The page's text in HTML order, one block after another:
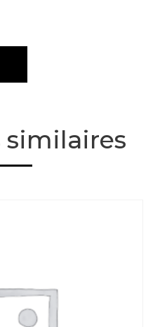
similaires